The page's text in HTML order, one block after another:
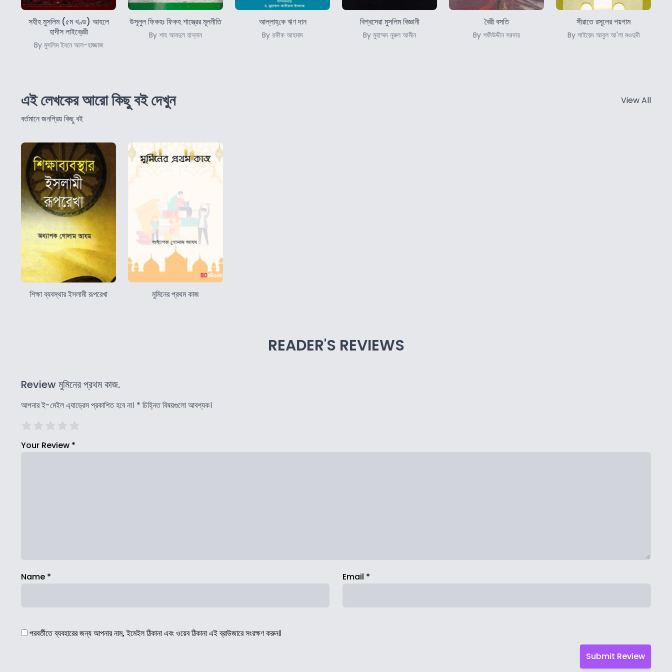
সহীহ মুসলিম (৫ম খণ্ড) আহলে
হাদীস লাইব্রেরী
By মুসলিম ইবনে আল-হাজ্জাজ
উসূলুল ফিকহঃ ফিকহ শাস্ত্রের মূলনীতি
By শাহ আবদুল হান্নান
আল্লাহ্‌কে ঋণ দান
By রফীক আহমাদ
বিশ্বসেরা মুসলিম বিজ্ঞানী
By মুহাম্মদ নূরুল আমীন
বৈরী বসতি
By শফীউদ্দীন সরদার
সীরাতে রসূলের পয়গাম
By সাইয়েদ আবুল আ'লা মওদুদী
এই লেখকের আরো কিছু বই দেখুন
বর্তমানে জনপ্রিয় কিছু বই
View All
শিক্ষা ব্যবস্থার ইসলামী রূপরেখা মুমিনের প্রথম কাজ
READER'S REVIEWS
Review মুমিনের প্রথম কাজ.
আপনার ই-মেইল এ্যাড্রেস প্রকাশিত হবে না। * চিহ্নিত বিষয়গুলো আবশ্যক।
Your Review *
Name * Email *
পরবর্তীতে ব্যবহারের জন্য আপনার নাম, ইমেইল ঠিকানা এবং ওয়েব ঠিকানা এই ব্রাউজারে সংরক্ষণ করুন।